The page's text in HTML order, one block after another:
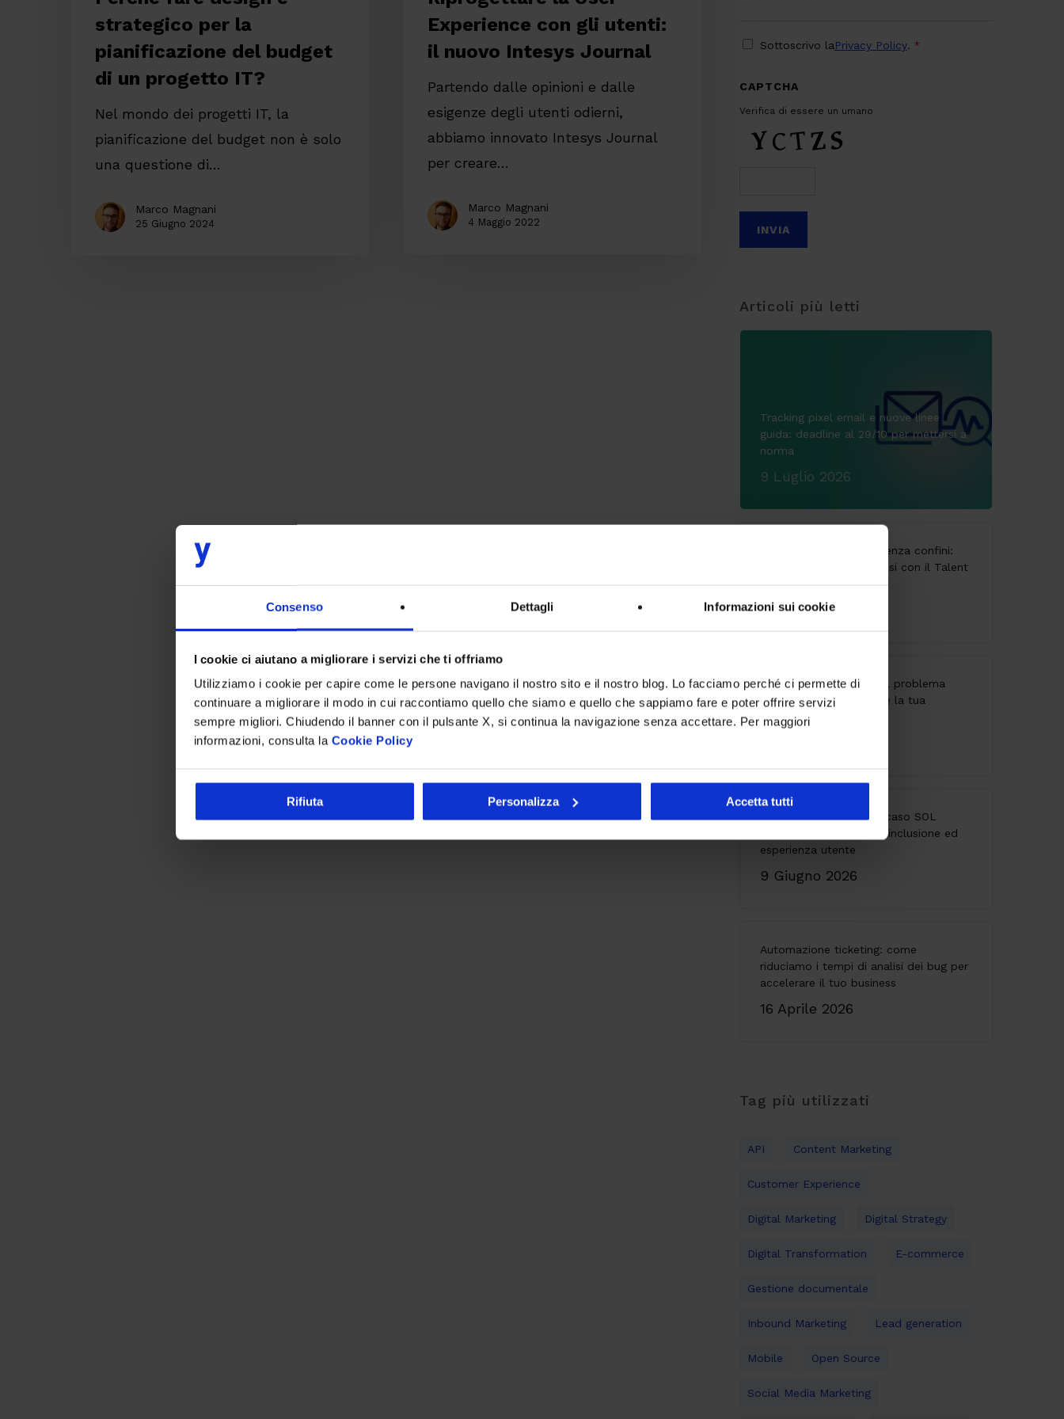
Consenso Dettagli Informazioni sui cookie
I cookie ci aiutano a migliorare i servizi che ti offriamo
Utilizziamo i cookie per capire come le persone navigano il nostro sito e il nostro blog. Lo facciamo perché ci permette di
continuare a migliorare il modo in cui raccontiamo quello che siamo e quello che sappiamo fare e poter offrire servizi
sempre migliori. Chiudendo il banner con il pulsante X, si continua la navigazione senza accettare. Per maggiori
informazioni, consulta la Cookie Policy
Rifiuta Personalizza Accetta tutti
progetto
strategico per la
pianificazione del budget
di un progetto IT?
Nel mondo dei progetti IT, la
pianificazione del budget non è solo
una questione di…
Marco Magnani
25 Giugno 2024
Experience con gli utenti:
il nuovo Intesys Journal
Partendo dalle opinioni e dalle
esigenze degli utenti odierni,
abbiamo innovato Intesys Journal
per creare…
Marco Magnani
4 Maggio 2022
Sottoscrivo laPrivacy Policy. *
CAPTCHA
Verifica di essere un umano
Articoli più letti
Tracking pixel email e nuove linee
guida: deadline al 29/10 per mettersi a
norma
9 Luglio 2026
CodyLab, formazione senza confini:
Italia e Camerun connessi con il Talent
Accelerator Program
25 Giugno 2026
API senza governance: il problema
invisibile che indebolisce la tua
architettura
Accessibilità digitale: il caso SOL
Veritas tra innovazione, inclusione ed
esperienza utente
9 Giugno 2026
Automazione ticketing: come
riduciamo i tempi di analisi dei bug per
accelerare il tuo business
16 Aprile 2026
Tag più utilizzati
API Content Marketing
Customer Experience
Digital Marketing Digital Strategy
Digital Transformation E-commerce
Gestione documentale
Inbound Marketing Lead generation
Mobile Open Source
Social Media Marketing